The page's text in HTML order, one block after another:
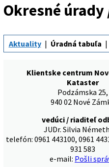
Okresné
Aktuality Úradná tabuľa
Klientske centrum
Kataster
Podzámska 25,
940 02 Nové
vedúci / riaditeľ
JUDr. Silvia
telefón: 0961 443100, 0961
931 583
e-mail: Pošli